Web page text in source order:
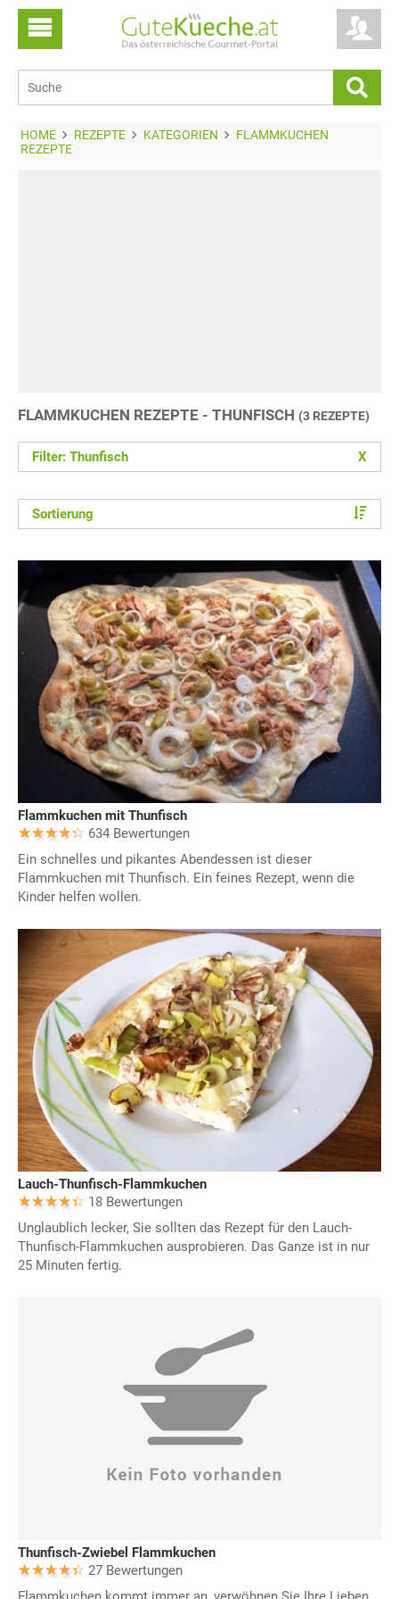
HOME REZEPTE KATEGORIEN
FLAMMKUCHEN
REZEPTE
FLAMMKUCHEN REZEPTE - THUNFISCH (3 REZEPTE)
Filter: Thunfisch X
Sortierung
Flammkuchen mit Thunfisch
634 Bewertungen
Ein schnelles und pikantes Abendessen ist dieser
Flammkuchen mit Thunfisch. Ein feines Rezept, wenn die
Kinder helfen wollen.
Lauch-Thunfisch-Flammkuchen
18 Bewertungen
Unglaublich lecker, Sie sollten das Rezept für den Lauch-
Thunfisch-Flammkuchen ausprobieren. Das Ganze ist in nur
25 Minuten fertig.
Thunfisch-Zwiebel Flammkuchen
27 Bewertungen